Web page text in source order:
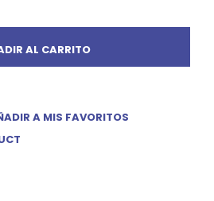
AL CARRITO
A MIS FAVORITOS